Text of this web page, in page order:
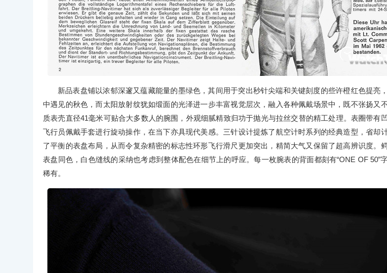
新品表盘铺以浓郁深邃又蕴藏能量的墨绿色，其间用于突出秒针尖端和关键刻度的些许橙红色提亮
中遇见的秋色，而太阳放射纹犹如缎面的光泽进一步丰富视觉层次，融入各种佩戴场景中，既不张扬又
质表壳直径41毫米可贴合大多数人的腕围，外观细腻精致归功于抛光与拉丝交替的精工处理。表圈带有
飞行员佩戴手套进行旋动操作，在当下亦具现代美感。三针设计提炼了航空计时系列的经典造型，省却
了平衡的表盘布局，从而令复杂精密的标志性环形飞行滑尺更加突出，精简大气又保留了超高辨识度。
表盘同色，白色缝线的采纳也考虑到整体配色在细节上的呼应。每一枚腕表的背面都刻有“ONE OF 50”
稀有。